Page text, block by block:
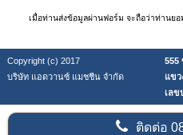
เมื่อท่านส่งข้อมูลผ่านฟอร์ม จะถือว่าท่านยอ
Copyright (c) 2017
555
บริษัท แอดวานซ์ แมชชีน จำกัด
แขว
เลข
ติดต่อ